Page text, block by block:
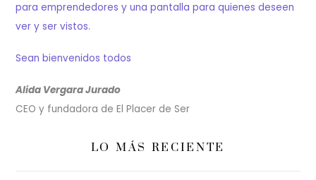
para emprendedores y una pantalla para quienes deseen
ver y ser vistos.
Sean bienvenidos todos
Alida Vergara Jurado
CEO y fundadora de El Placer de Ser
LO MÁS RECIENTE